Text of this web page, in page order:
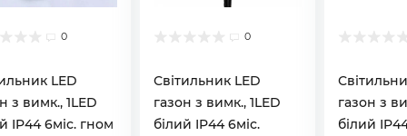
0
LED
з вимк., 1LED
IP44 6міс. гном
0
Світильник LED
газон з вимк., 1LED
білий IP44 6міс.
газон з
білий